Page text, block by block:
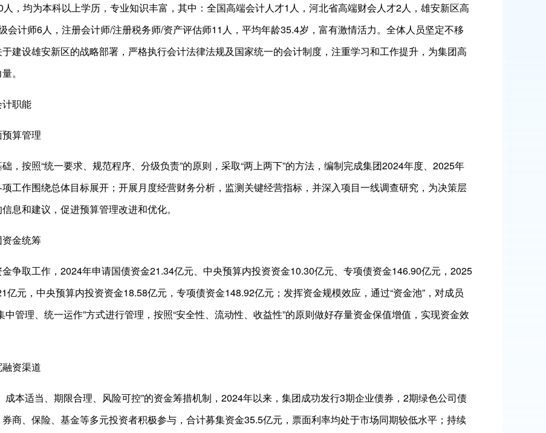
均为本科以上学历，专业知识丰富，其中：全国高端会计人才1人，河北省高端财会人才2人，雄安新区高
会计师6人，注册会计师/注册税务师/资产评估师11人，平均年龄35.4岁，富有激情活力。全体人员坚定不移
建设雄安新区的战略部署，严格执行会计法律法规及国家统一的会计制度，注重学习和工作提升，为集团高
。
职能
算管理
按照“统一要求、规范程序、分级负责”的原则，采取“两上两下”的方法，编制完成集团2024年度、2025年
工作围绕总体目标展开；开展月度经营财务分析，监测关键经营指标，并深入项目一线调查研究，为决策层
息和建议，促进预算管理改进和优化。
金统筹
取工作，2024年申请国债资金21.34亿元、中央预算内投资资金10.30亿元、专项债资金146.90亿元，2025
亿元，中央预算内投资资金18.58亿元，专项债资金148.92亿元；发挥资金规模效应，通过“资金池”，对成员
中管理、统一运作”方式进行管理，按照“安全性、流动性、收益性”的原则做好存量资金保值增值，实现资金效
资渠道
本适当、期限合理、风险可控”的资金筹措机制，2024年以来，集团成功发行3期企业债券，2期绿色公司债
商、保险、基金等多元投资者积极参与，合计募集资金35.5亿元，票面利率均处于市场同期较低水平；持续